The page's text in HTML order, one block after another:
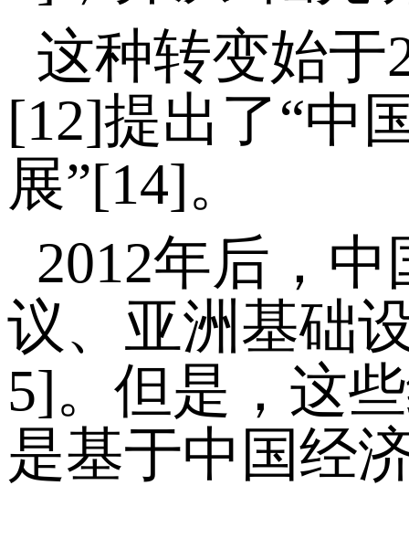
这种转变始于
[12]提出了“中
展”[14]。
2012年后，
议、亚洲基础
5]。但是，这
是基于中国经